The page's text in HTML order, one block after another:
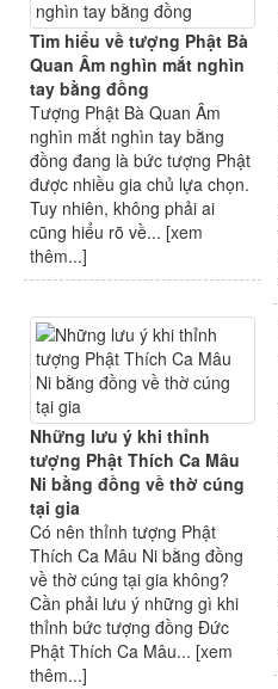
Tìm hiểu về tượng Phật Bà
Quan Âm nghìn mắt nghìn
tay bằng đồng
Tượng Phật Bà Quan Âm
nghìn mắt nghìn tay bằng
đồng đang là bức tượng Phật
được nhiều gia chủ lựa chọn.
Tuy nhiên, không phải ai
cũng hiểu rõ về... [xem
thêm...]
Những lưu ý khi thỉnh
tượng Phật Thích Ca Mâu
Ni bằng đồng về thờ cúng
tại gia
Có nên thỉnh tượng Phật
Thích Ca Mâu Ni bằng đồng
về thờ cúng tại gia không?
Cần phải lưu ý những gì khi
thỉnh bức tượng đồng Đức
Phật Thích Ca Mâu... [xem
thêm...]